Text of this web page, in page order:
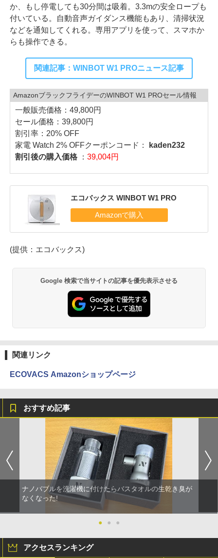
か、もし停電しても30分間は吸着。3.3mの安全ロープも
付いている。自動音声ガイダンス機能もあり、清掃状況
などを通知してくれる。専用アプリを使って、スマホか
らも操作できる。
関連記事：WINBOT W1 PROニュース記事
AmazonブラックフライデーのWINBOT W1 PROセール情報
一般販売価格：49,800円
セール価格：39,800円
割引率：20% OFF
家電 Watch 2% OFFクーポンコード：
kaden232
割引後の購入価格
： 39,004円
エコバックス WINBOT W1 PRO
(提供：エコバックス)
Google 検索で当サイトの記事を優先表示させる
関連リンク
ECOVACS Amazonショップページ
おすすめ記事
ナノバブルを洗濯機に付けたらバスタオルの生乾き臭が
なくなった!
● ● ●
アクセスランキング